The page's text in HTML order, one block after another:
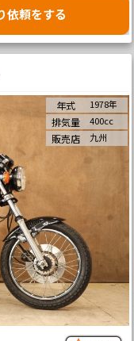
依頼をする
年式 1978年
排気量 400cc
販売店 九州